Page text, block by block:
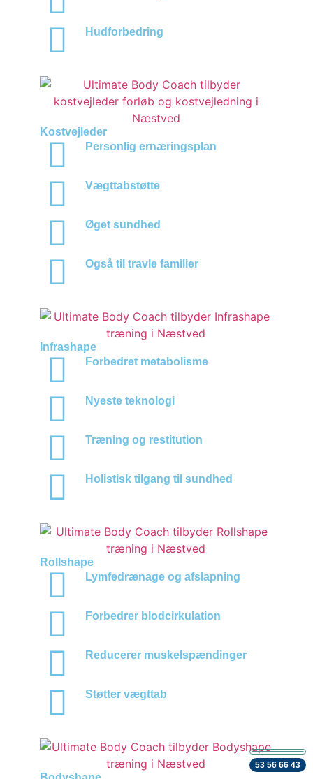
53 56 66 43
Hudforbedring
Kostvejleder
Personlig ernæringsplan
Vægttabstøtte
Øget sundhed
Også til travle familier
Infrashape
Forbedret metabolisme
Nyeste teknologi
Træning og restitution
Holistisk tilgang til sundhed
Rollshape
Lymfedrænage og afslapning
Forbedrer blodcirkulation
Reducerer muskelspændinger
Støtter vægttab